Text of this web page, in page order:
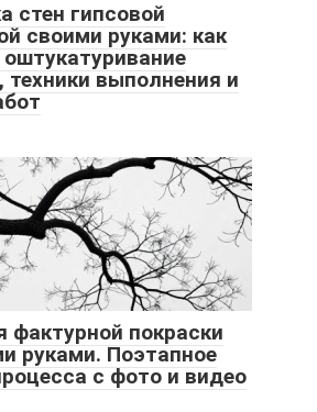
стен гипсовой
своими руками: как
техники выполнения и
фактурной покраски
руками. Поэтапное
с фото и видео